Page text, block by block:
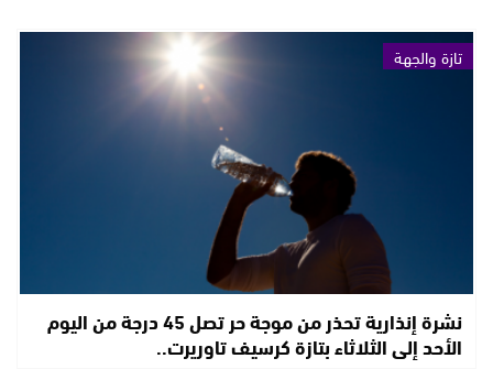
تازة والجهة
نشرة إنذارية تحذر من موجة حر تصل 45 درجة من اليوم
الأحد إلى الثلاثاء بتازة كرسيف تاوريرت..